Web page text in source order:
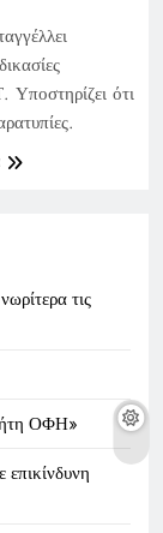
ότι
τις
ΟΦΗ»
επικίνδυνη